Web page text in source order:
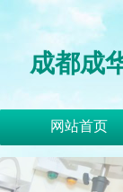
网站首页
成都成